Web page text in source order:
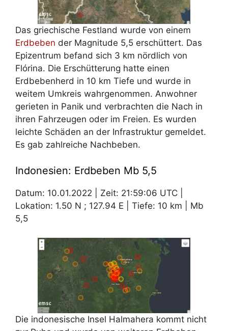
Das griechische Festland wurde von einem
Erdbeben der Magnitude 5,5 erschüttert. Das
Epizentrum befand sich 3 km nördlich von
Flórina. Die Erschütterung hatte einen
Erdbebenherd in 10 km Tiefe und wurde in
weitem Umkreis wahrgenommen. Anwohner
gerieten in Panik und verbrachten die Nach in
ihren Fahrzeugen oder im Freien. Es wurden
leichte Schäden an der Infrastruktur gemeldet.
Es gab zahlreiche Nachbeben.
Indonesien: Erdbeben Mb 5,5
Datum: 10.01.2022 | Zeit: 21:59:06 UTC |
Lokation: 1.50 N ; 127.94 E | Tiefe: 10 km | Mb
5,5
Die indonesische Insel Halmahera kommt nicht